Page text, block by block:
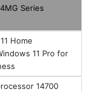
Series
Home
11 Pro for
14700